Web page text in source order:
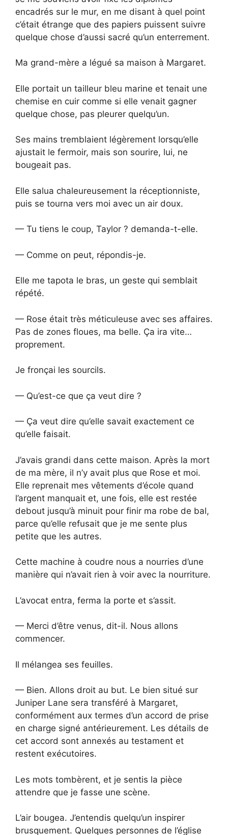
encadrés sur le mur, en me disant à quel point
c’était étrange que des papiers puissent suivre
quelque chose d’aussi sacré qu’un enterrement.
Ma grand-mère a légué sa maison à Margaret.
Elle portait un tailleur bleu marine et tenait une
chemise en cuir comme si elle venait gagner
quelque chose, pas pleurer quelqu’un.
Ses mains tremblaient légèrement lorsqu’elle
ajustait le fermoir, mais son sourire, lui, ne
bougeait pas.
Elle salua chaleureusement la réceptionniste,
puis se tourna vers moi avec un air doux.
— Tu tiens le coup, Taylor ? demanda-t-elle.
— Comme on peut, répondis-je.
Elle me tapota le bras, un geste qui semblait
répété.
— Rose était très méticuleuse avec ses affaires.
Pas de zones floues, ma belle. Ça ira vite…
proprement.
Je fronçai les sourcils.
— Qu’est-ce que ça veut dire ?
— Ça veut dire qu’elle savait exactement ce
qu’elle faisait.
J’avais grandi dans cette maison. Après la mort
de ma mère, il n’y avait plus que Rose et moi.
Elle reprenait mes vêtements d’école quand
l’argent manquait et, une fois, elle est restée
debout jusqu’à minuit pour finir ma robe de bal,
parce qu’elle refusait que je me sente plus
petite que les autres.
Cette machine à coudre nous a nourries d’une
manière qui n’avait rien à voir avec la nourriture.
L’avocat entra, ferma la porte et s’assit.
— Merci d’être venus, dit-il. Nous allons
commencer.
Il mélangea ses feuilles.
— Bien. Allons droit au but. Le bien situé sur
Juniper Lane sera transféré à Margaret,
conformément aux termes d’un accord de prise
en charge signé antérieurement. Les détails de
cet accord sont annexés au testament et
restent exécutoires.
Les mots tombèrent, et je sentis la pièce
attendre que je fasse une scène.
L’air bougea. J’entendis quelqu’un inspirer
brusquement. Quelques personnes de l’église